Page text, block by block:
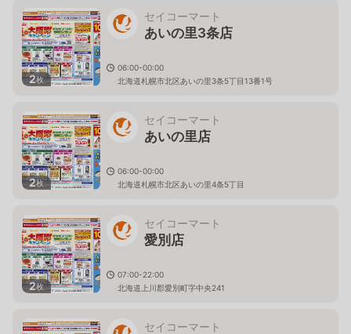
2枚
セイコーマート
あいの里3条店
06:00-00:00
北海道札幌市北区あいの里3条5丁目13番1号
2枚
セイコーマート
あいの里店
06:00-00:00
北海道札幌市北区あいの里4条5丁目
2枚
セイコーマート
愛別店
07:00-22:00
北海道上川郡愛別町字中央241
セイコーマート